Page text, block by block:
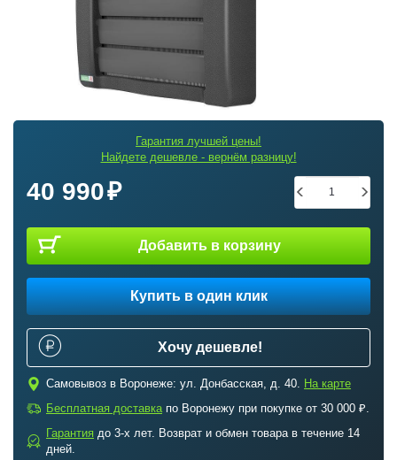
Гарантия лучшей цены!
Найдете дешевле - вернём разницу!
40 990
Добавить в корзину
Купить в один клик
Хочу дешевле!
c Самовывоз в Воронеже: ул. Донбасская, д. 40. На карте
a Бесплатная доставкапо Воронежу при покупке от 30 000 ₽.
b
Гарантия до 3-х лет. Возврат и обмен товара в течение 14
дней.